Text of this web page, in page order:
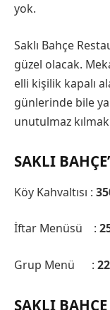
yok.
Saklı Bahçe
güzel olacak.
elli kişilik kapalı
günlerinde bile
unutulmaz kılmak
SAKLI
Köy Kahvaltısı : 3
İftar Menüsü :
Grup Menü :
SAKLI